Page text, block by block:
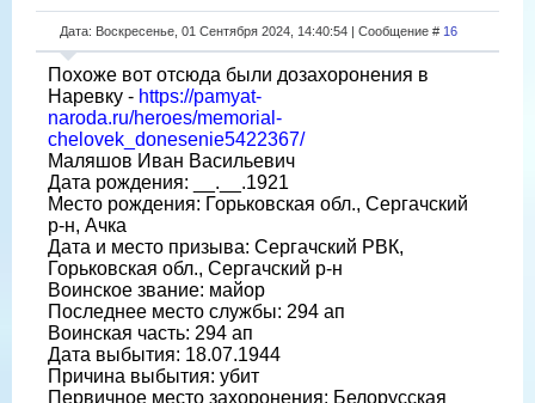
Дата: Воскресенье, 01 Сентября 2024, 14:40:54 | Сообщение # 16
Похоже вот отсюда были дозахоронения в
Наревку - https://pamyat-
naroda.ru/heroes/memorial-
chelovek_donesenie5422367/
Маляшов Иван Васильевич
Дата рождения: __.__.1921
Место рождения: Горьковская обл., Сергачский
р-н, Ачка
Дата и место призыва: Сергачский РВК,
Горьковская обл., Сергачский р-н
Воинское звание: майор
Последнее место службы: 294 ап
Воинская часть: 294 ап
Дата выбытия: 18.07.1944
Причина выбытия: убит
Первичное место захоронения: Белорусская